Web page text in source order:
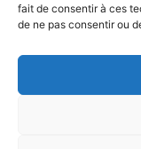
fait de consentir à ces
de ne pas consentir ou